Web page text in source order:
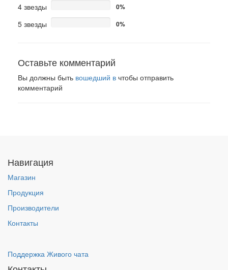
4 звезды 0%
5 звезды 0%
Оставьте комментарий
Вы должны быть вошедший в чтобы отправить
комментарий
Навигация
Магазин
Продукция
Производители
Контакты
Поддержка Живого чата